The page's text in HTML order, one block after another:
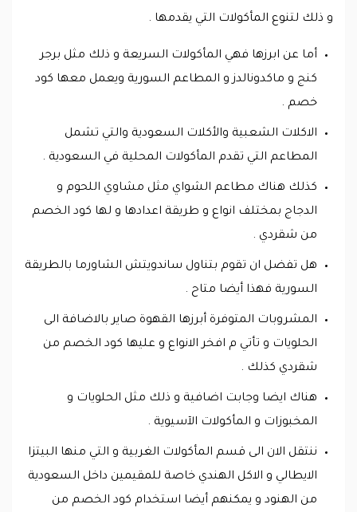
و ذلك لتنوع المأكولات التي يقدمها .
أما عن ابرزها فهي المأكولات السريعة و ذلك مثل برجر
كنج و ماكدونالدز و المطاعم السورية ويعمل معها كود
خصم .
الاكلات الشعبية والأكلات السعودية والتي تشمل
المطاعم التي تقدم المأكولات المحلية في السعودية .
كذلك هناك مطاعم الشواي مثل مشاوي اللحوم و
الدجاج بمختلف انواع و طريقة اعدادها و لها كود الخصم
من شقردي .
هل تفضل ان تقوم بتناول ساندويتش الشاورما بالطريقة
السورية فهذا أيضا متاح .
المشروبات المتوفرة أبرزها القهوة صاير بالاضافة الى
الحلويات و تأتي م افخر الانواع و عليها كود الخصم من
شقردي كذلك .
هناك ايضا وجابت اضافية و ذلك مثل الحلويات و
المخبوزات و المأكولات الآسيوية .
ننتقل الان الى قسم المأكولات الغربية و التي منها البيتزا
الايطالي و الاكل الهندي خاصة للمقيمين داخل السعودية
من الهنود و يمكنهم أيضا استخدام كود الخصم من